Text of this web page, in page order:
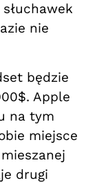
nie
będzie
Apple
na tym
miejsce
drugi